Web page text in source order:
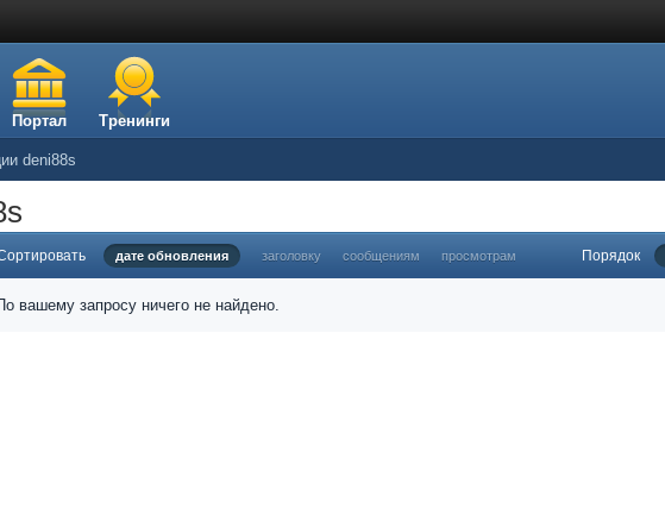
Портал Тренинги
deni88s
дате обновления заголовку сообщениям просмотрам Порядок
вашему запросу ничего не найдено.